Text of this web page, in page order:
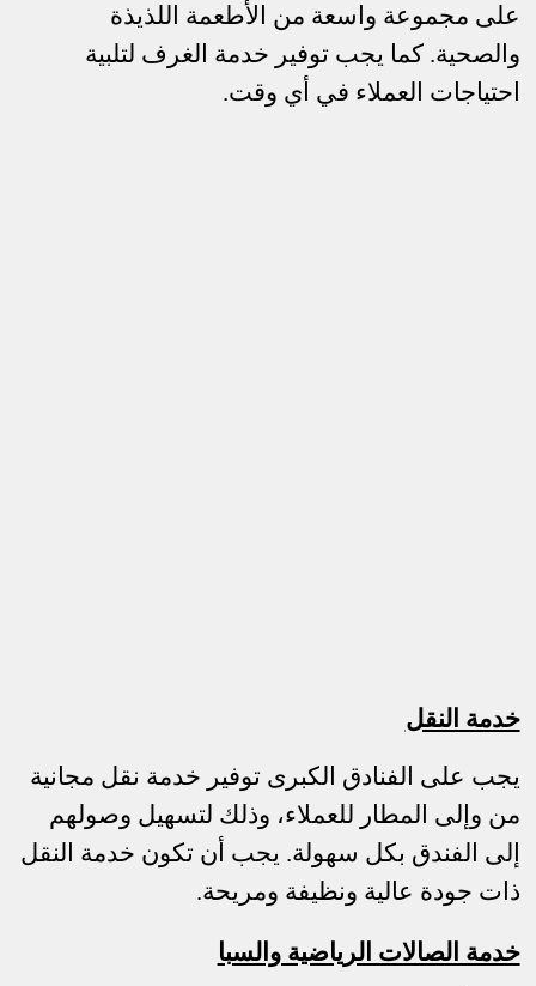
على مجموعة واسعة من الأطعمة اللذيذة
والصحية. كما يجب توفير خدمة الغرف لتلبية
احتياجات العملاء في أي وقت.
خدمة النقل
يجب على الفنادق الكبرى توفير خدمة نقل مجانية
من وإلى المطار للعملاء، وذلك لتسهيل وصولهم
إلى الفندق بكل سهولة. يجب أن تكون خدمة النقل
ذات جودة عالية ونظيفة ومريحة.
خدمة الصالات الرياضية والسبا